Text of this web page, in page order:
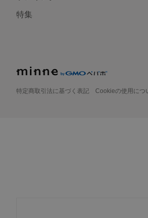
特集
特定商取引法に基づく表記 Cookieの使用につ